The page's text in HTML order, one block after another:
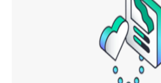
les différents produits installés dans
comprenant comment ces produits
nouveaux outils en libre-service
d’effectuer certaines activités sans
support, tout en fournissant un portail